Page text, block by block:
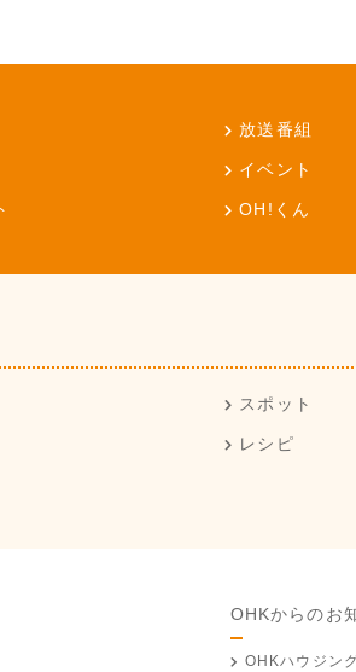
放送番組
イベント
OH!くん
スポット
レシピ
OHKからのお
OHKハウジン